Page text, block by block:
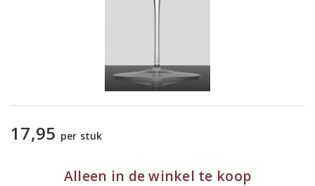
17,95 per stuk
Alleen in de winkel te koop